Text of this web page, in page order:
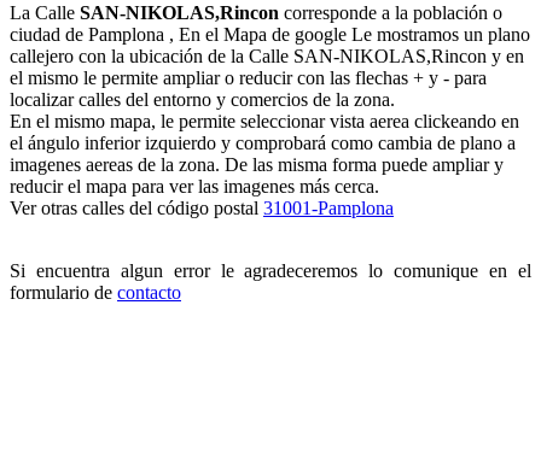
La Calle SAN-NIKOLAS,Rincon corresponde a la población o
ciudad de Pamplona , En el Mapa de google Le mostramos un plano
callejero con la ubicación de la Calle SAN-NIKOLAS,Rincon y en
el mismo le permite ampliar o reducir con las flechas + y - para
localizar calles del entorno y comercios de la zona.
En el mismo mapa, le permite seleccionar vista aerea clickeando en
el ángulo inferior izquierdo y comprobará como cambia de plano a
imagenes aereas de la zona. De las misma forma puede ampliar y
reducir el mapa para ver las imagenes más cerca.
Ver otras calles del código postal 31001-Pamplona
Si encuentra algun error le agradeceremos lo comunique en el
formulario de contacto